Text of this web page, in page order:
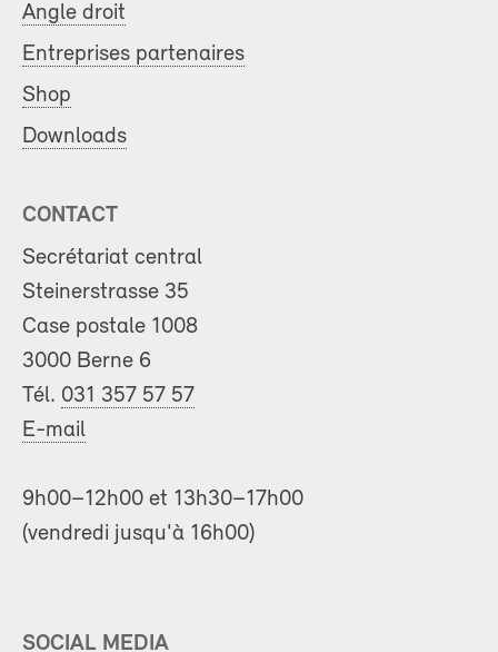
Angle droit
Entreprises partenaires
Shop
Downloads
CONTACT
Secrétariat central
Steinerstrasse 35
Case postale 1008
3000 Berne 6
Tél. 031 357 57 57
E-mail
9h00–12h00 et 13h30–17h00
(vendredi jusqu'à 16h00)
SOCIAL MEDIA